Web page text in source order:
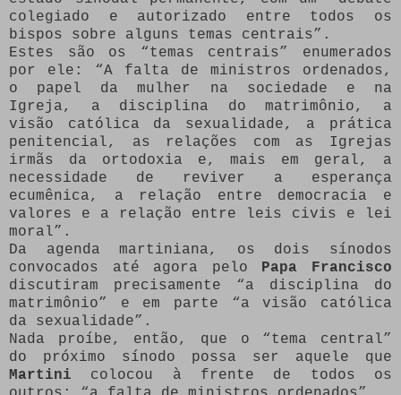
colegiado e autorizado entre todos os
bispos sobre alguns temas centrais”.
Estes são os “temas centrais” enumerados
por ele: “A falta de ministros ordenados,
o papel da mulher na sociedade e na
Igreja, a disciplina do matrimônio, a
visão católica da sexualidade, a prática
penitencial, as relações com as Igrejas
irmãs da ortodoxia e, mais em geral, a
necessidade de reviver a esperança
ecumênica, a relação entre democracia e
valores e a relação entre leis civis e lei
moral”.
Da agenda martiniana, os dois sínodos
convocados até agora pelo Papa Francisco
discutiram precisamente “a disciplina do
matrimônio” e em parte “a visão católica
da sexualidade”.
Nada proíbe, então, que o “tema central”
do próximo sínodo possa ser aquele que
Martini colocou à frente de todos os